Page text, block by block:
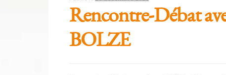
Rencontre-Débat
BOLZE